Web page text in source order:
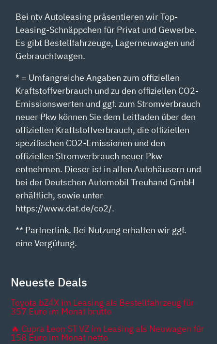
Bei ntv Autoleasing präsentieren wir Top-
Leasing-Schnäppchen für Privat und Gewerbe.
Es gibt Bestellfahrzeuge, Lagerneuwagen und
Gebrauchtwagen.
* = Umfangreiche Angaben zum offiziellen
Kraftstoffverbrauch und zu den offiziellen CO2-
Emissionswerten und ggf. zum Stromverbrauch
neuer Pkw können Sie dem Leitfaden über den
offiziellen Kraftstoffverbrauch, die offiziellen
spezifischen CO2-Emissionen und den
offiziellen Stromverbrauch neuer Pkw
entnehmen. Dieser ist in allen Autohäusern und
bei der Deutschen Automobil Treuhand GmbH
erhältlich, sowie unter
https://www.dat.de/co2/.
** Partnerlink. Bei Nutzung erhalten wir ggf.
eine Vergütung.
Neueste Deals
Toyota bZ4X im Leasing als Bestellfahrzeug für
357 Euro im Monat brutto
🔥 Cupra Leon ST VZ im Leasing als Neuwagen für
158 Euro im Monat netto